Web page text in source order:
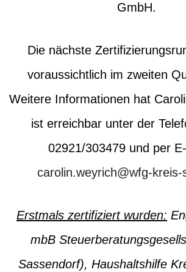
GmbH.
Die nächste
voraussichtlich im zweiten
Weitere Informationen hat
ist erreichbar unter der
02921/303479 und per
carolin.weyrich@wfg-kreis-
Erstmals zertifiziert wurden:
mbB
Sassendorf), Haushaltshilfe